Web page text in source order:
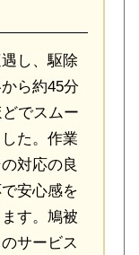
し、駆除
ら約45分
でスムー
た。作業
対応の良
安心感を
す。鳩被
サービス